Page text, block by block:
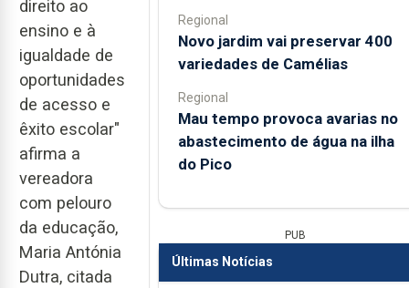
direito ao
ensino e à
igualdade de
oportunidades
de acesso e
êxito escolar"
afirma a
vereadora
com pelouro
da educação,
Maria Antónia
Dutra, citada
Regional
Novo jardim vai preservar 400
variedades de Camélias
Regional
Mau tempo provoca avarias no
abastecimento de água na ilha
do Pico
PUB
Últimas Notícias